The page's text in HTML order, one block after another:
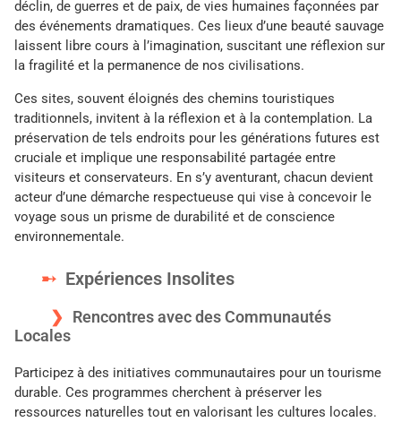
déclin, de guerres et de paix, de vies humaines façonnées par
des événements dramatiques. Ces lieux d’une beauté sauvage
laissent libre cours à l’imagination, suscitant une réflexion sur
la fragilité et la permanence de nos civilisations.
Ces sites, souvent éloignés des chemins touristiques
traditionnels, invitent à la réflexion et à la contemplation. La
préservation de tels endroits pour les générations futures est
cruciale et implique une responsabilité partagée entre
visiteurs et conservateurs. En s’y aventurant, chacun devient
acteur d’une démarche respectueuse qui vise à concevoir le
voyage sous un prisme de durabilité et de conscience
environnementale.
Expériences Insolites
Rencontres avec des Communautés
Locales
Participez à des initiatives communautaires pour un tourisme
durable. Ces programmes cherchent à préserver les
ressources naturelles tout en valorisant les cultures locales.